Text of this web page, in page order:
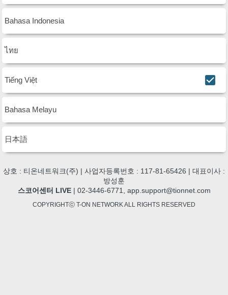
Bahasa Indonesia
ไทย
Tiếng Việt
Bahasa Melayu
日本語
상호 : 티온네트워크(주) | 사업자등록번호 : 117-81-65426 | 대표이사 :
방성훈
스코어센터 LIVE| 02-3446-6771, app.support@tionnet.com
COPYRIGHTⓒ T-ON NETWORK ALL RIGHTS RESERVED